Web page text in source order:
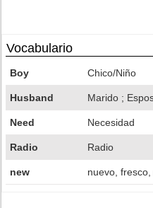
Vocabulario
Boy Chico/Niño
Husband Marido ;
Need Necesidad
Radio Radio
new nuevo,